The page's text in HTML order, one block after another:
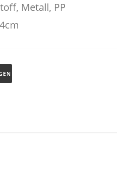
Metall, PP